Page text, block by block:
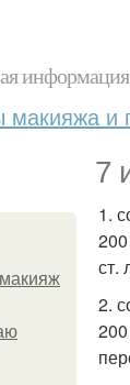
макияжа и
7
1.
ст.
2.